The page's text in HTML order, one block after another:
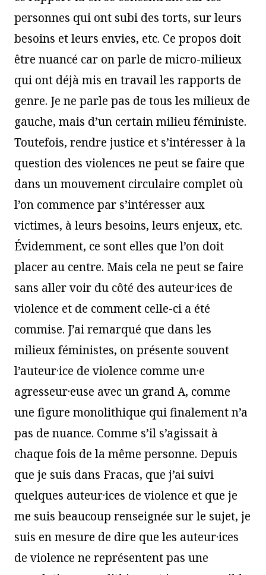
personnes qui ont subi des torts, sur leurs
besoins et leurs envies, etc. Ce propos doit
être nuancé car on parle de micro-milieux
qui ont déjà mis en travail les rapports de
genre. Je ne parle pas de tous les milieux de
gauche, mais d’un certain milieu féministe.
Toutefois, rendre justice et s’intéresser à la
question des violences ne peut se faire que
dans un mouvement circulaire complet où
l’on commence par s’intéresser aux
victimes, à leurs besoins, leurs enjeux, etc.
Évidemment, ce sont elles que l’on doit
placer au centre. Mais cela ne peut se faire
sans aller voir du côté des auteur·ices de
violence et de comment celle-ci a été
commise. J’ai remarqué que dans les
milieux féministes, on présente souvent
l’auteur·ice de violence comme un·e
agresseur·euse avec un grand A, comme
une figure monolithique qui finalement n’a
pas de nuance. Comme s’il s’agissait à
chaque fois de la même personne. Depuis
que je suis dans Fracas, que j’ai suivi
quelques auteur·ices de violence et que je
me suis beaucoup renseignée sur le sujet, je
suis en mesure de dire que les auteur·ices
de violence ne représentent pas une